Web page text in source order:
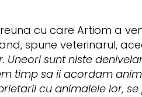
cu care Artiom a
spune veterinarul,
Uneori sunt niste
timp sa ii acordam
cu animalele lor,